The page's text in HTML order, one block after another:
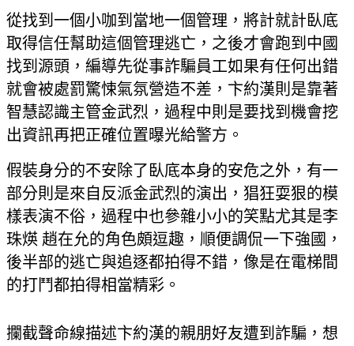
從找到一個小咖到當地一個管理，將計就計臥底
取得信任幫助這個管理逃亡，之後才會跑到中國
找到源頭，編導先從事詐騙員工如果有任何出錯
就會被處罰驚悚氣氛營造不差，卞約漢則是靠著
智慧認識主管金武烈，過程中則是要找到機會挖
出資訊再把正確位置曝光給警方。
假裝身分的不安除了臥底本身的安危之外，有一
部分則是來自反派金武烈的演出，猖狂耍狠的模
樣表演不俗，過程中也參雜小小的笑點尤其是李
珠煐 趙在允的角色頗逗趣，順便調侃一下強國，
後半部的逃亡與追逐都拍得不錯，像是在電梯間
的打鬥都拍得相當精彩。
攔截聲命線描述卞約漢的親朋好友遭到詐騙，想